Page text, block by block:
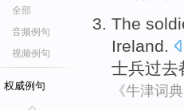
全部
音频例句
视频例句
权威例句
The
Ireland
士兵过去
《牛津词典